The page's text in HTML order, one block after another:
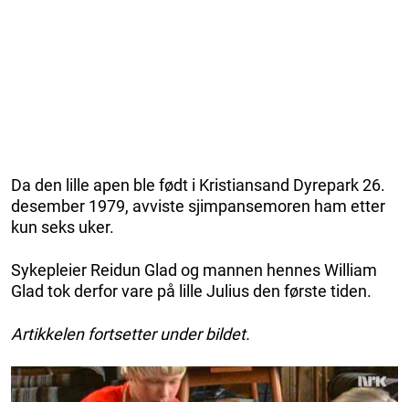
Da den lille apen ble født i Kristiansand Dyrepark 26.
desember 1979, avviste sjimpansemoren ham etter
kun seks uker.
Sykepleier Reidun Glad og mannen hennes William
Glad tok derfor vare på lille Julius den første tiden.
Artikkelen fortsetter under bildet.